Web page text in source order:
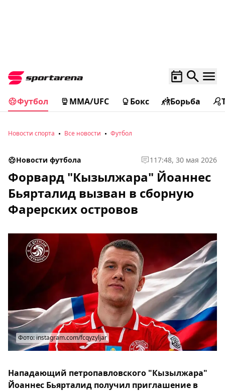
Футбол MMA/UFC Бокс Борьба
Новости спорта Все новости Футбол
Новости футбола 1 17:48, 30 мая 2026
Форвард "Кызылжара" Йоаннес
Бьярталид вызван в сборную
Фарерских островов
Фото: instagram.com/fcqyzyljar
Нападающий петропавловского "Кызылжара"
Йоаннес Бьярталид получил приглашение в